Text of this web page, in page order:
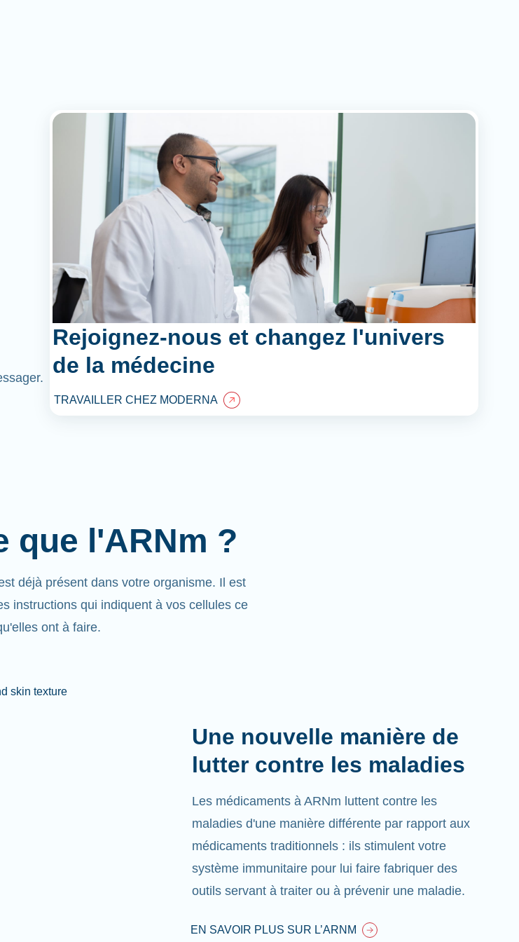
Rejoignez-nous et changez l'univers
de la médecine
TRAVAILLER CHEZ MODERNA
que l'ARNm ?
déjà présent dans votre organisme. Il est
instructions qui indiquent à vos cellules ce
ont à faire.
Une nouvelle manière de
lutter contre les maladies
Les médicaments à ARNm luttent contre les
maladies d'une manière différente par rapport aux
médicaments traditionnels : ils stimulent votre
système immunitaire pour lui faire fabriquer des
outils servant à traiter ou à prévenir une maladie.
EN SAVOIR PLUS SUR L’ARNM